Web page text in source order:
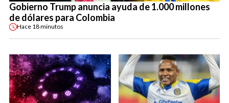
Gobierno Trump anuncia ayuda de 1.000 millones
de dólares para Colombia
Hace 18 minutos